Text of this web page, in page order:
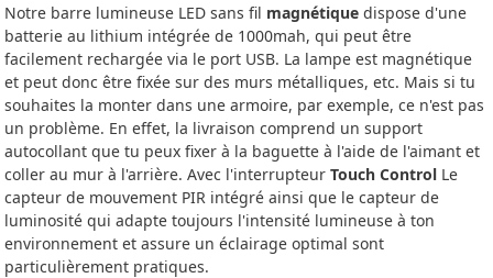
Notre barre lumineuse LED sans fil magnétique dispose d'une
batterie au lithium intégrée de 1000mah, qui peut être
facilement rechargée via le port USB. La lampe est magnétique
et peut donc être fixée sur des murs métalliques, etc. Mais si tu
souhaites la monter dans une armoire, par exemple, ce n'est pas
un problème. En effet, la livraison comprend un support
autocollant que tu peux fixer à la baguette à l'aide de l'aimant et
coller au mur à l'arrière. Avec l'interrupteur Touch Control Le
capteur de mouvement PIR intégré ainsi que le capteur de
luminosité qui adapte toujours l'intensité lumineuse à ton
environnement et assure un éclairage optimal sont
particulièrement pratiques.